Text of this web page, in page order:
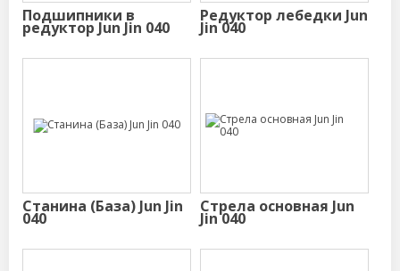
Подшипники в
редуктор Jun Jin 040
Редуктор лебедки Jun
Jin 040
Станина (База) Jun Jin
040
Стрела основная Jun
Jin 040